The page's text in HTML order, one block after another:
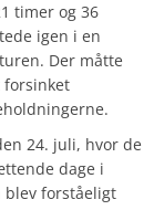
timer og 36
igen i en
Der måtte
24. juli, hvor de
dage i
blev forståeligt